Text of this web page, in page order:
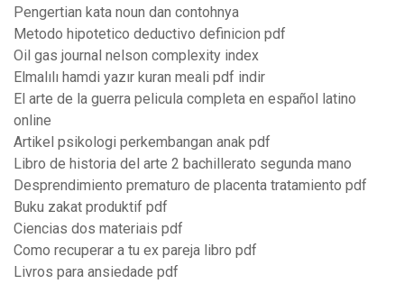
Pengertian kata noun dan contohnya
Metodo hipotetico deductivo definicion pdf
Oil gas journal nelson complexity index
Elmalılı hamdi yazır kuran meali pdf indir
El arte de la guerra pelicula completa en español latino
online
Artikel psikologi perkembangan anak pdf
Libro de historia del arte 2 bachillerato segunda mano
Desprendimiento prematuro de placenta tratamiento pdf
Buku zakat produktif pdf
Ciencias dos materiais pdf
Como recuperar a tu ex pareja libro pdf
Livros para ansiedade pdf